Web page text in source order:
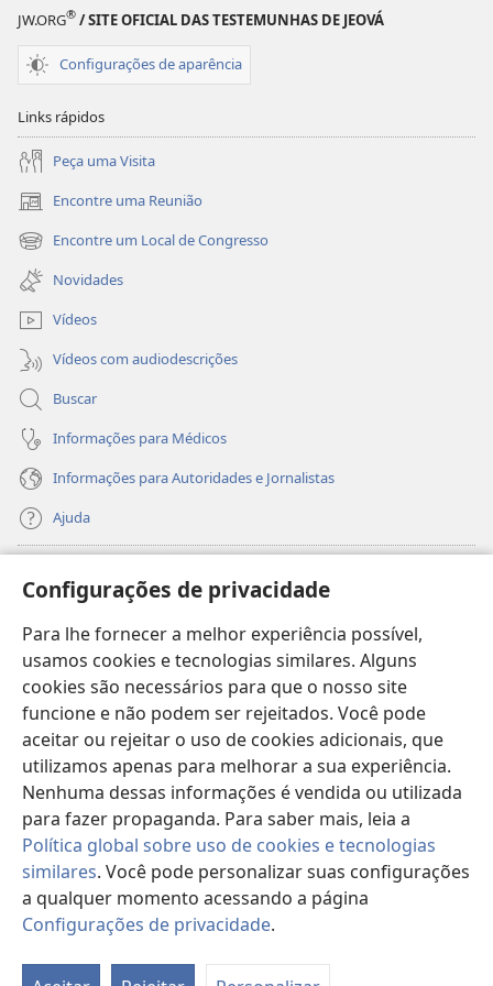
Configurações de privacidade
Para lhe fornecer a melhor experiência possível,
usamos cookies e tecnologias similares. Alguns
cookies são necessários para que o nosso site
funcione e não podem ser rejeitados. Você pode
aceitar ou rejeitar o uso de cookies adicionais, que
utilizamos apenas para melhorar a sua experiência.
Nenhuma dessas informações é vendida ou utilizada
para fazer propaganda. Para saber mais, leia a
Política global sobre uso de cookies e tecnologias
similares. Você pode personalizar suas configurações
a qualquer momento acessando a página
Configurações de privacidade.
demais?demais?
JW.ORG® / SITE OFICIAL DAS TESTEMUNHAS DE JEOVÁ
Configurações de aparência
Links rápidos
Peça uma Visita
Encontre uma Reunião
(abre
nova
janela)
Encontre um Local de Congresso
(abre
nova
janela)
Novidades
Vídeos
Vídeos com audiodescrições
Buscar
Informações para Médicos
Informações para Autoridades e Jornalistas
Ajuda
(abre
nova
janela)
Biblioteca On-line da Torre de Vigia™
(abre
nova
janela)JW Hub
(abre
nova
janela)JW Library
Watchtower Library
Copyright© 2026 Watch Tower Bible and Tract Society of Pennsylvania.
TERMOS DE USO | POLÍTICA DE PRIVACIDADE
PRIVACIDADE